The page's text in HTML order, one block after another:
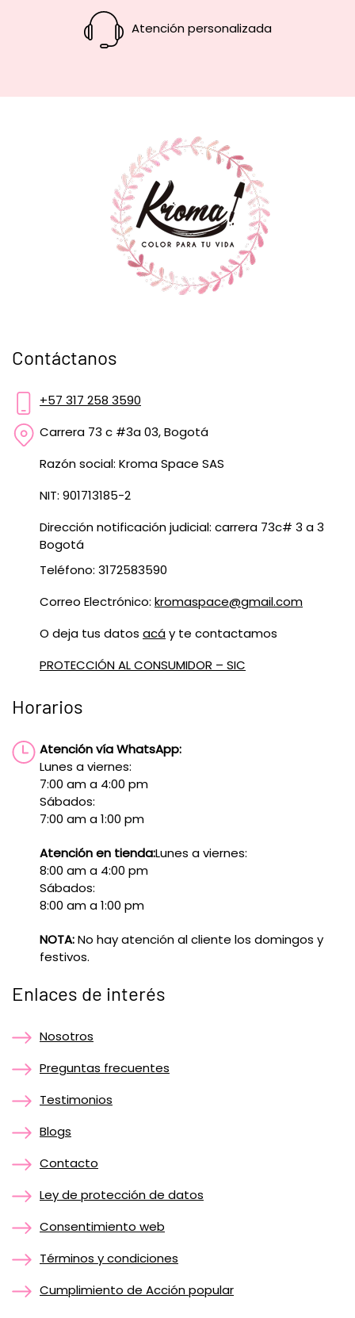
Atención personalizada
Contáctanos
+57 317 258 3590
Carrera 73 c #3a 03, Bogotá
Razón social: Kroma Space SAS
NIT: 901713185-2
Dirección notificación judicial: carrera 73c# 3 a 3
Bogotá
Teléfono: 3172583590
Correo Electrónico: kromaspace@gmail.com
O deja tus datos acáy te contactamos
PROTECCIÓN AL CONSUMIDOR – SIC
Horarios
Atención vía WhatsApp:
Lunes a viernes:
7:00 am a 4:00 pm
Sábados:
7:00 am a 1:00 pm
Atención en tienda:Lunes a viernes:
8:00 am a 4:00 pm
Sábados:
8:00 am a 1:00 pm
NOTA:No hay atención al cliente los domingos y
festivos.
Enlaces de interés
Nosotros
Preguntas frecuentes
Testimonios
Blogs
Contacto
Ley de protección de datos
Consentimiento web
Términos y condiciones
Cumplimiento de Acción popular